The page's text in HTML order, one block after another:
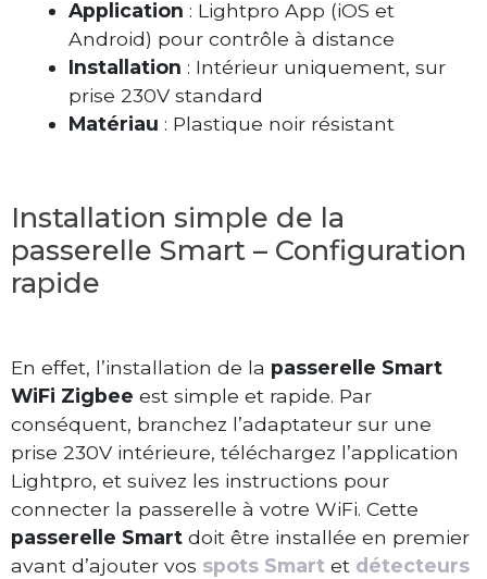
Application : Lightpro App (iOS et
Android) pour contrôle à distance
Installation : Intérieur uniquement, sur
prise 230V standard
Matériau : Plastique noir résistant
Installation simple de la
passerelle Smart – Configuration
rapide
En effet, l’installation de la passerelle Smart
WiFi Zigbee est simple et rapide. Par
conséquent, branchez l’adaptateur sur une
prise 230V intérieure, téléchargez l’application
Lightpro, et suivez les instructions pour
connecter la passerelle à votre WiFi. Cette
passerelle Smart doit être installée en premier
avant d’ajouter vos spots Smart et détecteurs